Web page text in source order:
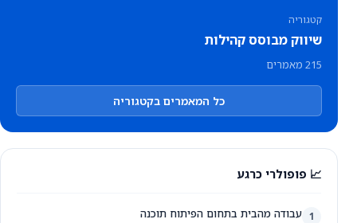
קטגוריה
שיווק מבוסס קהילות
215 מאמרים
כל המאמרים בקטגוריה
📈 פופולרי כרגע
1 עבודה מהבית בתחום הפיתוח תוכנה